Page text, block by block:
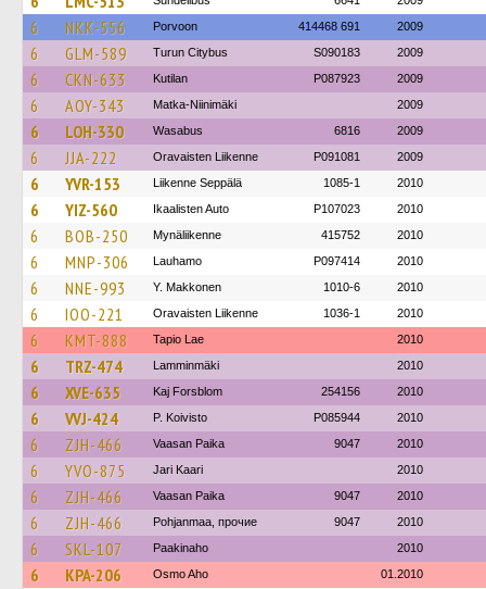
6 NKK-556 Porvoon 414468 691 2009
6 GLM-589 Turun Citybus S090183 2009
6 CKN-633 Kutilan P087923 2009
6 AOY-343 Matka-Niinimäki 2009
6 LOH-330 Wasabus 6816 2009
6 JJA-222 Oravaisten Liikenne P091081 2009
6 YVR-153 Liikenne Seppälä 1085-1 2010
6 YIZ-560 Ikaalisten Auto P107023 2010
6 BOB-250 Mynäliikenne 415752 2010
6 MNP-306 Lauhamo P097414 2010
6 NNE-993 Y. Makkonen 1010-6 2010
6 IOO-221 Oravaisten Liikenne 1036-1 2010
6 KMT-888 Tapio Lae 2010
6 TRZ-474 Lamminmäki 2010
6 XVE-635 Kaj Forsblom 254156 2010
6 VVJ-424 P. Koivisto P085944 2010
6 ZJH-466 Vaasan Paika 9047 2010
6 YVO-875 Jari Kaari 2010
6 ZJH-466 Vaasan Paika 9047 2010
6 ZJH-466 Pohjanmaa, прочие 9047 2010
6 SKL-107 Paakinaho 2010
6 KPA-206 Osmo Aho 01.2010